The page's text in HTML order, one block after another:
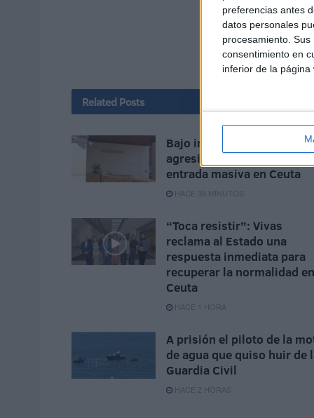
preferencias antes
datos personales
procesamiento.
consentimiento en
inferior de la página
Related Posts
Bajo investigación judicial
agresiones sexuales tras
entrada masiva en Ceuta
HACE 38 MINUTOS
“Toca resistir”: Vivas
reclama al Estado una
respuesta inmediata para
recuperar la normalidad en
Ceuta
HACE 1 HORA
A prisión el piloto de la
de agua que quiso huir de
Guardia Civil
HACE 2 HORAS